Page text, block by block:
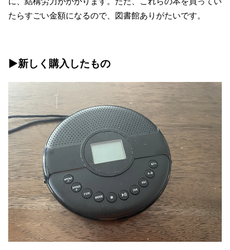
たらすごい金額になるので、図書館ありがたいです。
▶新しく購入したもの